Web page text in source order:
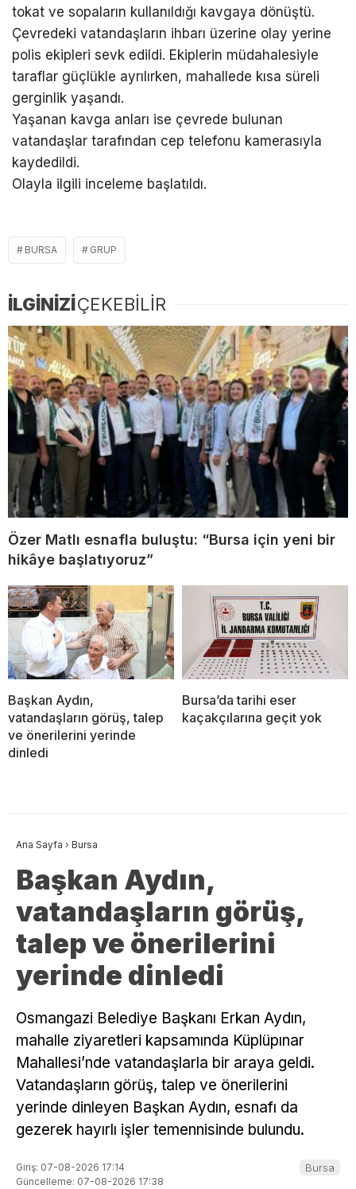
tokat ve sopaların kullanıldığı kavgaya dönüştü.
Çevredeki vatandaşların ihbarı üzerine olay yerine
polis ekipleri sevk edildi. Ekiplerin müdahalesiyle
taraflar güçlükle ayrılırken, mahallede kısa süreli
gerginlik yaşandı.
Yaşanan kavga anları ise çevrede bulunan
vatandaşlar tarafından cep telefonu kamerasıyla
kaydedildi.
Olayla ilgili inceleme başlatıldı.
BURSA GRUP
İLGİNİZİÇEKEBİLİR
Özer Matlı esnafla buluştu: “Bursa için yeni bir
hikâye başlatıyoruz”
Başkan Aydın,
vatandaşların görüş, talep
ve önerilerini yerinde
dinledi
Bursa’da tarihi eser
kaçakçılarına geçit yok
Ana Sayfa › Bursa
Başkan Aydın,
vatandaşların görüş,
talep ve önerilerini
yerinde dinledi
Osmangazi Belediye Başkanı Erkan Aydın,
mahalle ziyaretleri kapsamında Küplüpınar
Mahallesi’nde vatandaşlarla bir araya geldi.
Vatandaşların görüş, talep ve önerilerini
yerinde dinleyen Başkan Aydın, esnafı da
gezerek hayırlı işler temennisinde bulundu.
Giriş: 07-08-2026 17:14
Güncelleme: 07-08-2026 17:38
Bursa